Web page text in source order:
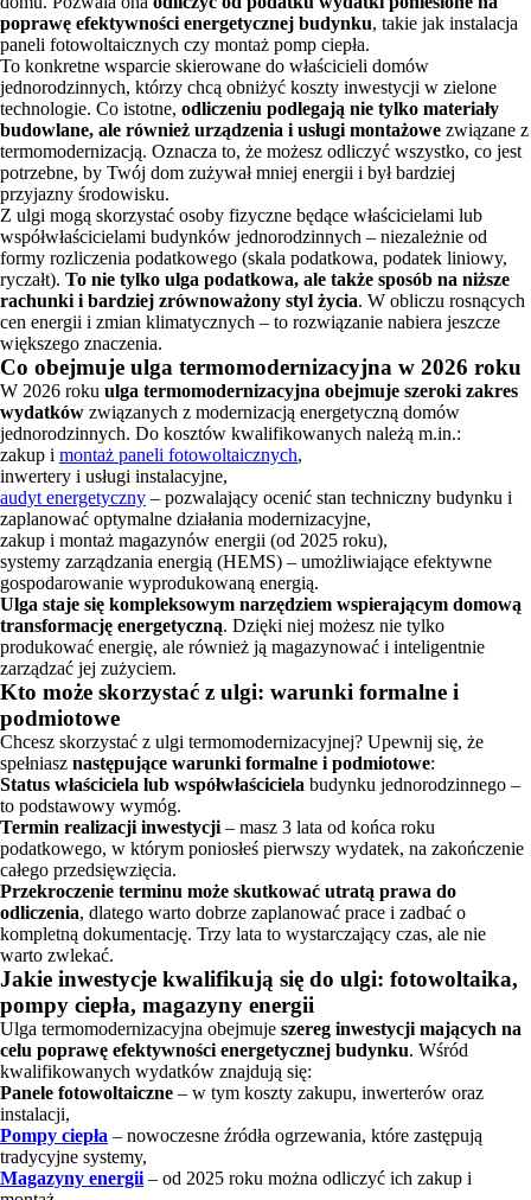
poprawę efektywności energetycznej budynku, takie jak instalacja
paneli fotowoltaicznych czy montaż pomp ciepła.
To konkretne wsparcie skierowane do właścicieli domów
jednorodzinnych, którzy chcą obniżyć koszty inwestycji w zielone
technologie. Co istotne, odliczeniu podlegają nie tylko materiały
budowlane, ale również urządzenia i usługi montażowe związane z
termomodernizacją. Oznacza to, że możesz odliczyć wszystko, co jest
potrzebne, by Twój dom zużywał mniej energii i był bardziej
przyjazny środowisku.
Z ulgi mogą skorzystać osoby fizyczne będące właścicielami lub
współwłaścicielami budynków jednorodzinnych – niezależnie od
formy rozliczenia podatkowego (skala podatkowa, podatek liniowy,
ryczałt). To nie tylko ulga podatkowa, ale także sposób na niższe
rachunki i bardziej zrównoważony styl życia. W obliczu rosnących
cen energii i zmian klimatycznych – to rozwiązanie nabiera jeszcze
większego znaczenia.
Co obejmuje ulga termomodernizacyjna w 2026 roku
W 2026 roku ulga termomodernizacyjna obejmuje szeroki zakres
wydatków związanych z modernizacją energetyczną domów
jednorodzinnych. Do kosztów kwalifikowanych należą m.in.:
zakup i montaż paneli fotowoltaicznych,
inwertery i usługi instalacyjne,
audyt energetyczny – pozwalający ocenić stan techniczny budynku i
zaplanować optymalne działania modernizacyjne,
zakup i montaż magazynów energii (od 2025 roku),
systemy zarządzania energią (HEMS) – umożliwiające efektywne
gospodarowanie wyprodukowaną energią.
Ulga staje się kompleksowym narzędziem wspierającym domową
transformację energetyczną. Dzięki niej możesz nie tylko
produkować energię, ale również ją magazynować i inteligentnie
zarządzać jej zużyciem.
Kto może skorzystać z ulgi: warunki formalne i
podmiotowe
Chcesz skorzystać z ulgi termomodernizacyjnej? Upewnij się, że
spełniasz następujące warunki formalne i podmiotowe:
Status właściciela lub współwłaściciela budynku jednorodzinnego –
to podstawowy wymóg.
Termin realizacji inwestycji – masz 3 lata od końca roku
podatkowego, w którym poniosłeś pierwszy wydatek, na zakończenie
całego przedsięwzięcia.
Przekroczenie terminu może skutkować utratą prawa do
odliczenia, dlatego warto dobrze zaplanować prace i zadbać o
kompletną dokumentację. Trzy lata to wystarczający czas, ale nie
warto zwlekać.
Jakie inwestycje kwalifikują się do ulgi: fotowoltaika,
pompy ciepła, magazyny energii
Ulga termomodernizacyjna obejmuje szereg inwestycji mających na
celu poprawę efektywności energetycznej budynku. Wśród
kwalifikowanych wydatków znajdują się:
Panele fotowoltaiczne – w tym koszty zakupu, inwerterów oraz
instalacji,
Pompy ciepła – nowoczesne źródła ogrzewania, które zastępują
tradycyjne systemy,
Magazyny energii – od 2025 roku można odliczyć ich zakup i